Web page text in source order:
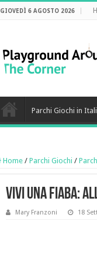
GIOVEDÌ 6 AGOSTO 2026
Parchi Giochi in
Home / Parchi Giochi /
Vivi una fiaba:
Mary Franzoni 18